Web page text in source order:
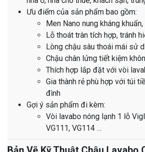
Ưu điểm của sản phẩm bao gồm:
Men Nano nung kháng
Lỗ thoát tràn tích hợp, tránh
Lòng chậu sâu thoái mái sử
Chậu chân lửng tiết kiệm
Thích hợp lắp đặt với vòi
Gia thành rẻ phù hợp với túi
đình
Gợi ý sản phẩm đi kèm:
Vòi lavabo nóng lạnh 1 lỗ
VG111, VG114 …